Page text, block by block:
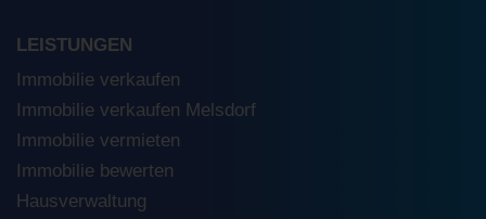
LEISTUNGEN
Immobilie verkaufen
Immobilie verkaufen Melsdorf
Immobilie vermieten
Immobilie bewerten
Hausverwaltung